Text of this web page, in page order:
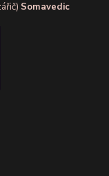
Somavedic